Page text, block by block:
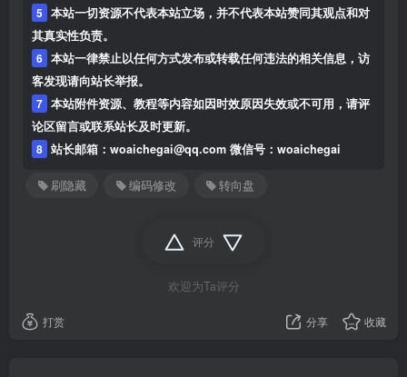
5 本站一切资源不代表本站立场，并不代表本站赞同其观点和对
其真实性负责。
6 本站一律禁止以任何方式发布或转载任何违法的相关信息，访
客发现请向站长举报。
7 本站附件资源、教程等内容如因时效原因失效或不可用，请评
论区留言或联系站长及时更新。
8
站长邮箱：woaichegai@qq.com 微信号：woaichegai
刷隐藏 编码修改 转向盘
评分
欢迎为Ta评分
打赏 分享 收藏